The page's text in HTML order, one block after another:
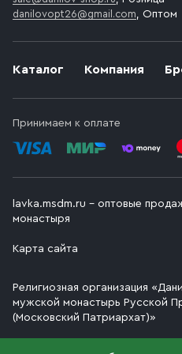
Каталог Компания
Принимаем к оплате
danilovopt26@gmail.com, Оптом
lavka.msdm.ru – оптовые
монастыря
Карта сайта
Религиозная организация
мужской монастырь Русской
(Московский Патриархат)»